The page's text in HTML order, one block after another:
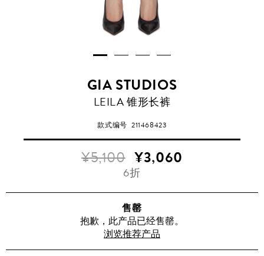
GIA STUDIOS
LEILA 锥形长裤
款式编号211468423
¥5,100 ¥3,060
6折
售罄
抱歉，此产品已经售罄。
浏览推荐产品